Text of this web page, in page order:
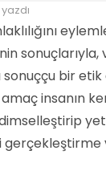
sonuçlarıyla,
bir etik
insanın